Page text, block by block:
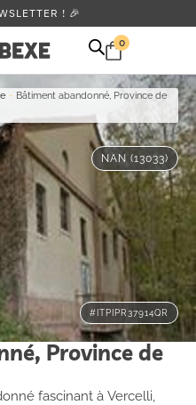
! 🎉
0
- Bâtiment abandonné, Province de
NAN (13033)
#ITPIPR37914QR
Province de
fascinant à Vercelli,